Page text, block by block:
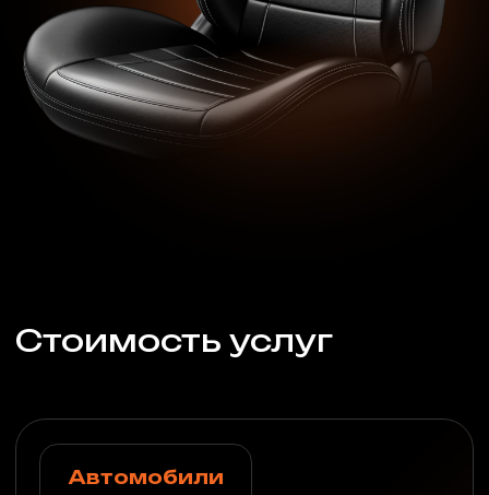
Cумки
Обувь и кожгалантерея
Посмотреть стоимость
Посмотреть стоимость